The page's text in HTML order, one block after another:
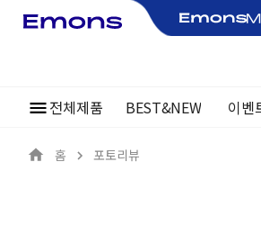
전체제품 BEST&NEW 이벤
홈 포토리뷰